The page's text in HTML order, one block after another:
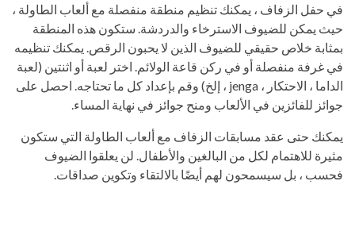
في حفل الزفاف ، يمكنك تنظيم منطقة منفصلة مع ألعاب الطاولة ،
حيث يمكن للضيوف الاسترخاء والدردشة. ستكون هذه المنطقة
بمثابة خلاص حقيقي للضيوف الذين لا يحبون الرقص. يمكنك تنظيمه
في غرفة منفصلة أو في ركن قاعة الولائم. اختر لعبة أو اثنتين (لعبة
الداما ، الاحتكار ، jenga ، إلخ) وقم بإعداد كل ما تحتاجه. احصل على
جوائز للفائزين في الألعاب ومنح جوائز في نهاية المساء.
يمكنك حتى عقد مسابقات الزفاف مع ألعاب الطاولة التي ستكون
مثيرة للاهتمام لكل من البالغين والأطفال. لن يعلقوا الضيوف
فحسب ، بل سيسمحون لهم أيضًا بالالتقاء وتكوين صداقات.